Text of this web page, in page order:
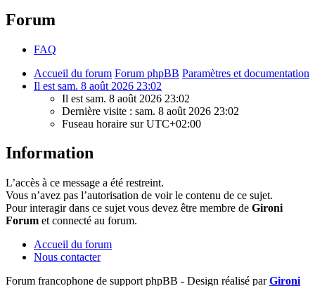
Forum
FAQ
Accueil du forum Forum phpBB Paramètres et documentation
Il est sam. 8 août 2026 23:02
Il est sam. 8 août 2026 23:02
Dernière visite : sam. 8 août 2026 23:02
Fuseau horaire surUTC+02:00
Information
L’accès à ce message a été restreint.
Vous n’avez pas l’autorisation de voir le contenu de ce sujet.
Pour interagir dans ce sujet vous devez être membre de Gironi
Forum et connecté au forum.
Accueil du forum
Nous contacter
Forum francophone de support phpBB - Design réalisé parGironi